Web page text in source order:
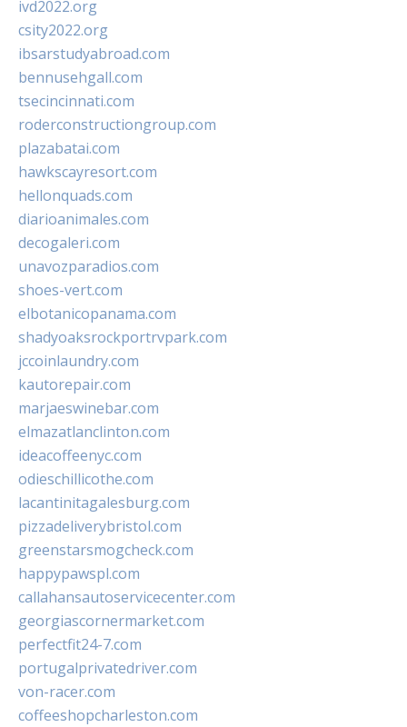
ivd2022.org
csity2022.org
ibsarstudyabroad.com
bennusehgall.com
tsecincinnati.com
roderconstructiongroup.com
plazabatai.com
hawkscayresort.com
hellonquads.com
diarioanimales.com
decogaleri.com
unavozparadios.com
shoes-vert.com
elbotanicopanama.com
shadyoaksrockportrvpark.com
jccoinlaundry.com
kautorepair.com
marjaeswinebar.com
elmazatlanclinton.com
ideacoffeenyc.com
odieschillicothe.com
lacantinitagalesburg.com
pizzadeliverybristol.com
greenstarsmogcheck.com
happypawspl.com
callahansautoservicecenter.com
georgiascornermarket.com
perfectfit24-7.com
portugalprivatedriver.com
von-racer.com
coffeeshopcharleston.com